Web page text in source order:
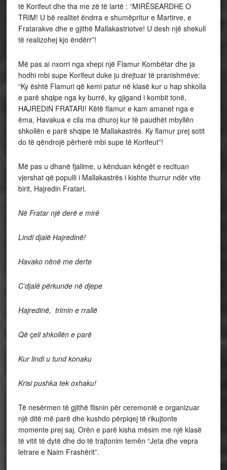
të Korifeut dhe tha me zë të lartë : “MIRËSEARDHE O
TRIM! U bë realitet ëndrra e shumëpritur e Martirve, e
Fratarakve dhe e gjithë Mallakastriotve! U desh një shekull
të realizohej kjo ëndërr”!
Më pas ai nxorri nga xhepi një Flamur Kombëtar dhe ja
hodhi mbi supe Korifeut duke ju drejtuar të pranishmëve:
“Ky është Flamuri që kemi patur në klasë kur u hap shkolla
e parë shqipe nga ky burrë, ky gjigand i kombit tonë,
HAJREDIN FRATARI! Këtë flamur e kam amanet nga e
ëma, Havakua e cila ma dhuroj kur të paudhët mbyllën
shkollën e parë shqipe të Mallakastrës. Ky flamur prej sotit
do të qëndrojë përherë mbi supe të Korifeut”!
Më pas u dhanë fjalime, u kënduan këngët e recituan
vjershat që populli i Mallakastrës i kishte thurrur ndër vite
birit, Hajredin Fratari.
Në Fratar një derë e mirë
Lindi djalë Hajredinë!
Havako nënë me derte
C’djalë përkunde në djepe
Hajredinë, trimin e rrallë
Që çeli shkollën e parë
Kur lindi u tund konaku
Krisi pushka tek oxhaku!
Të nesërmen të gjithë flisnin për ceremonië e organizuar
një ditë më parë dhe kushdo përpiqej të rikujtonte
momente prej saj. Orën e parë kisha mësim me një klasë
të vitit të dytë dhe do të trajtonim temën “Jeta dhe vepra
letrare e Naim Frashërit”.